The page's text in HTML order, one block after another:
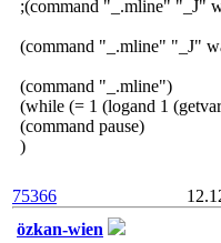
;(command "_.mline" "_J"
(command "_.mline" "_J"
(command "_.mline")
(while (= 1 (logand 1
(command pause)
)
75366
özkan-wien